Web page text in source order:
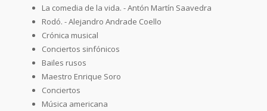
La comedia de la vida. - Antón Martín Saavedra
Rodó. - Alejandro Andrade Coello
Crónica musical
Conciertos sinfónicos
Bailes rusos
Maestro Enrique Soro
Conciertos
Música americana